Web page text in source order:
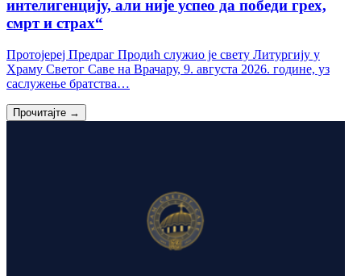
интелигенцију, али није успео да победи грех,
смрт и страх“
Протојереј Предраг Продић служио је свету Литургију у
Храму Светог Саве на Врачару, 9. августа 2026. године, уз
саслужење братства…
Прочитајте →